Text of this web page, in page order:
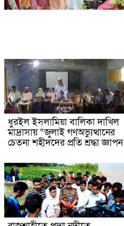
ধুরইল ইসলামিয়া বালিকা দাখিল
মাদ্রাসায় “জুলাই গণঅভ্যুত্থানের
চেতনা শহীদদের প্রতি শ্রদ্ধা জ্ঞাপন